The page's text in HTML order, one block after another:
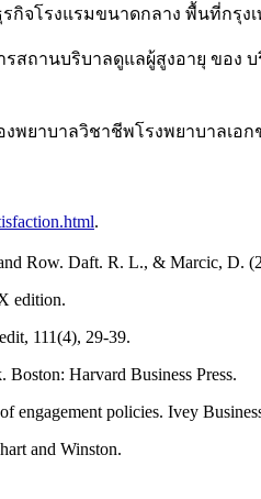
ธุรกิจโรงแรมขนาดกลาง พื้
สถานบริบาลดูแลผู้สูงอายุ ขอ
งพยาบาลวิชาชีพโรงพยาบา
.
Row. Daft. R. L., & Marcic, D.
edition.
111(4), 29-39.
Harvard Business Press.
engagement policies. Ivey
and Winston.